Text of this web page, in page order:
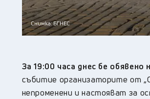
Снимка: БГНЕС
За 19:00 часа днес бе
събитие организаторите от
непроменени и настояват за